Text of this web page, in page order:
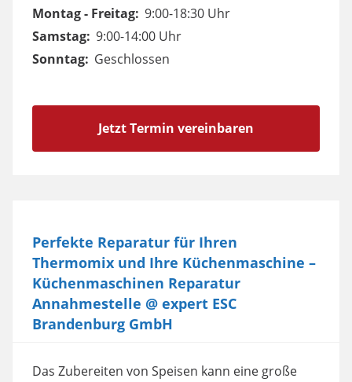
Montag - Freitag: 9:00-18:30 Uhr
Samstag: 9:00-14:00 Uhr
Sonntag: Geschlossen
Jetzt Termin vereinbaren
Perfekte Reparatur für Ihren
Thermomix und Ihre Küchenmaschine –
Küchenmaschinen Reparatur
Annahmestelle @ expert ESC
Brandenburg GmbH
Das Zubereiten von Speisen kann eine große